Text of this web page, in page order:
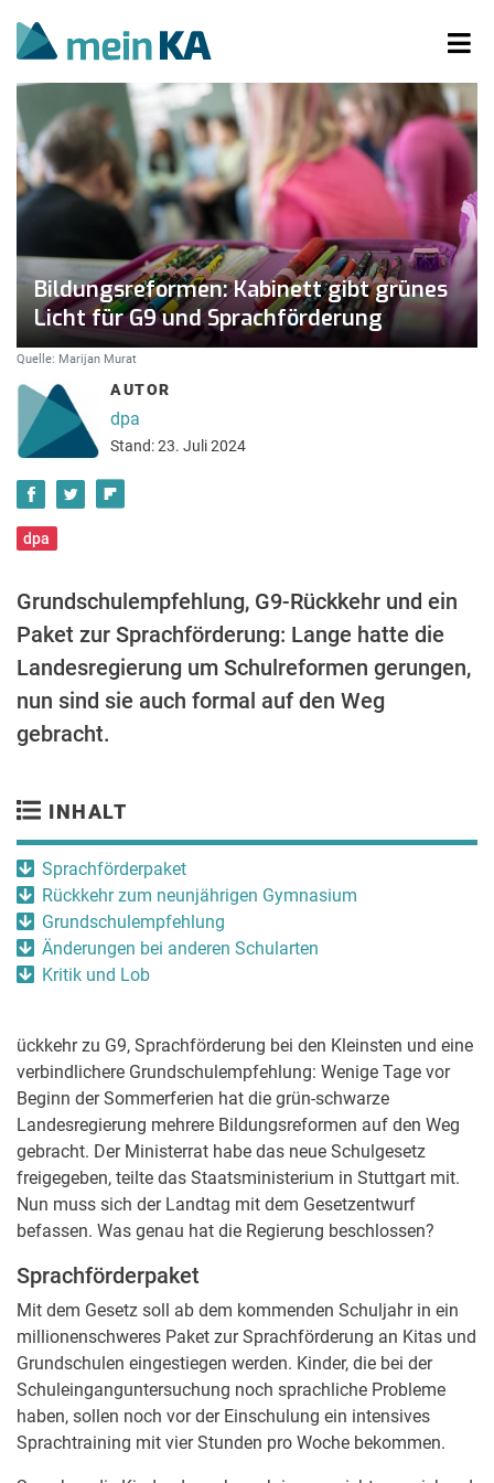
Bildungsreformen: Kabinett gibt grünes
Licht für G9 und Sprachförderung
Quelle: Marijan Murat
AUTOR
dpa
Stand: 23. Juli 2024
dpa
Grundschulempfehlung, G9-Rückkehr und ein
Paket zur Sprachförderung: Lange hatte die
Landesregierung um Schulreformen gerungen,
nun sind sie auch formal auf den Weg
gebracht.
INHALT
Sprachförderpaket
Rückkehr zum neunjährigen Gymnasium
Grundschulempfehlung
Änderungen bei anderen Schularten
Kritik und Lob
ückkehr zu G9, Sprachförderung bei den Kleinsten und eine
verbindlichere Grundschulempfehlung: Wenige Tage vor
Beginn der Sommerferien hat die grün-schwarze
Landesregierung mehrere Bildungsreformen auf den Weg
gebracht. Der Ministerrat habe das neue Schulgesetz
freigegeben, teilte das Staatsministerium in Stuttgart mit.
Nun muss sich der Landtag mit dem Gesetzentwurf
befassen. Was genau hat die Regierung beschlossen?
Sprachförderpaket
Mit dem Gesetz soll ab dem kommenden Schuljahr in ein
millionenschweres Paket zur Sprachförderung an Kitas und
Grundschulen eingestiegen werden. Kinder, die bei der
Schuleinganguntersuchung noch sprachliche Probleme
haben, sollen noch vor der Einschulung ein intensives
Sprachtraining mit vier Stunden pro Woche bekommen.